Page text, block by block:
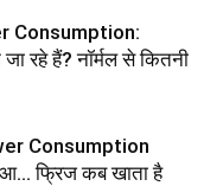
Consumption:
रहे हैं? नॉर्मल से कितनी
Consumption
फ्रिज कब खाता है